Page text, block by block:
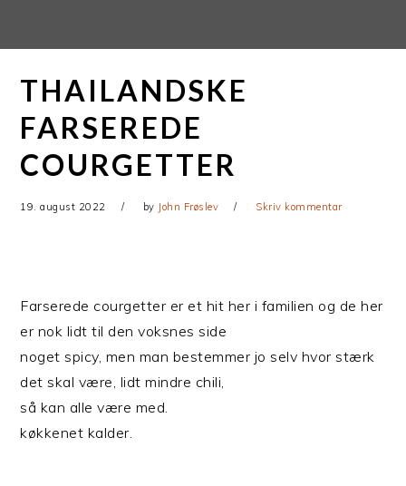
primær
navigation
THAILANDSKE
FARSEREDE
COURGETTER
19. august 2022 by John Frøslev Skriv kommentar
Farserede courgetter er et hit her i familien og de her
er nok lidt til den voksnes side
noget spicy, men man bestemmer jo selv hvor stærk
det skal være, lidt mindre chili,
så kan alle være med.
køkkenet kalder.